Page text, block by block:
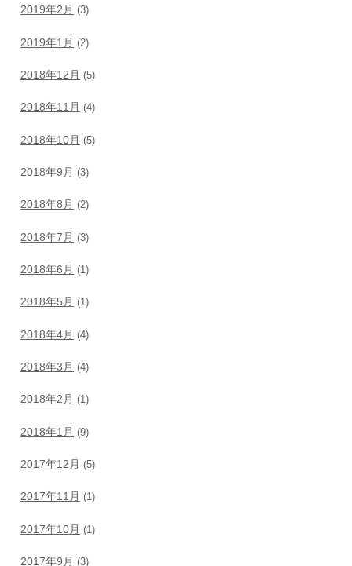
2019年2月 (3)
2019年1月 (2)
2018年12月 (5)
2018年11月 (4)
2018年10月 (5)
2018年9月 (3)
2018年8月 (2)
2018年7月 (3)
2018年6月 (1)
2018年5月 (1)
2018年4月 (4)
2018年3月 (4)
2018年2月 (1)
2018年1月 (9)
2017年12月 (5)
2017年11月 (1)
2017年10月 (1)
2017年9月 (3)